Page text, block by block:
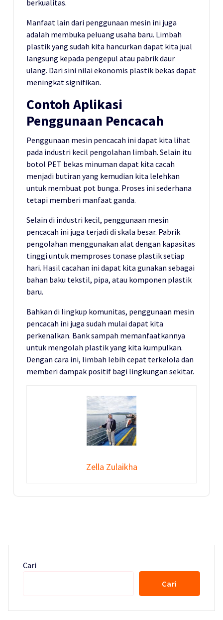
berkualitas.
Manfaat lain dari penggunaan mesin ini juga
adalah membuka peluang usaha baru. Limbah
plastik yang sudah kita hancurkan dapat kita jual
langsung kepada pengepul atau pabrik daur
ulang. Dari sini nilai ekonomis plastik bekas dapat
meningkat signifikan.
Contoh Aplikasi
Penggunaan Pencacah
Penggunaan mesin pencacah ini dapat kita lihat
pada industri kecil pengolahan limbah. Selain itu
botol PET bekas minuman dapat kita cacah
menjadi butiran yang kemudian kita lelehkan
untuk membuat pot bunga. Proses ini sederhana
tetapi memberi manfaat ganda.
Selain di industri kecil, penggunaan mesin
pencacah ini juga terjadi di skala besar. Pabrik
pengolahan menggunakan alat dengan kapasitas
tinggi untuk memproses tonase plastik setiap
hari. Hasil cacahan ini dapat kita gunakan sebagai
bahan baku tekstil, pipa, atau komponen plastik
baru.
Bahkan di lingkup komunitas, penggunaan mesin
pencacah ini juga sudah mulai dapat kita
perkenalkan. Bank sampah memanfaatkannya
untuk mengolah plastik yang kita kumpulkan.
Dengan cara ini, limbah lebih cepat terkelola dan
memberi dampak positif bagi lingkungan sekitar.
Zella Zulaikha
Cari
Cari